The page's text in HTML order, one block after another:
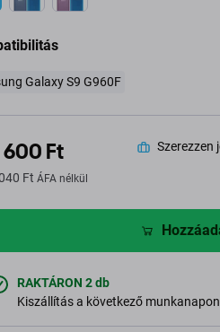
Galaxy S9 G960F
600 Ft
Ft ÁFA nélkül
Szerezzen
RAKTÁRON 2 db
Kiszállítás a következő